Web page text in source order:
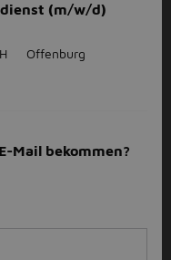
(m/w/d)
Offenburg
Mail bekommen?